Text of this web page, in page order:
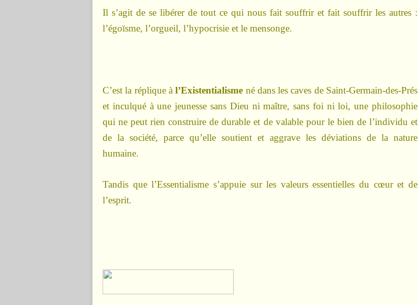
Il s’agit de se libérer de tout ce qui nous fait souffrir et fait souffrir les autres :
l’égoïsme, l’orgueil, l’hypocrisie et le mensonge.
C’est la réplique àl’Existentialisme né dans les caves de Saint-Germain-des-Prés
et inculqué à une jeunesse sans Dieu ni maître, sans foi ni loi, une philosophie
qui ne peut rien construire de durable et de valable pour le bien de l’individu et
de la société, parce qu’elle soutient et aggrave les déviations de la nature
humaine.
Tandis que l’Essentialisme s’appuie sur les valeurs essentielles du cœur et de
l’esprit.